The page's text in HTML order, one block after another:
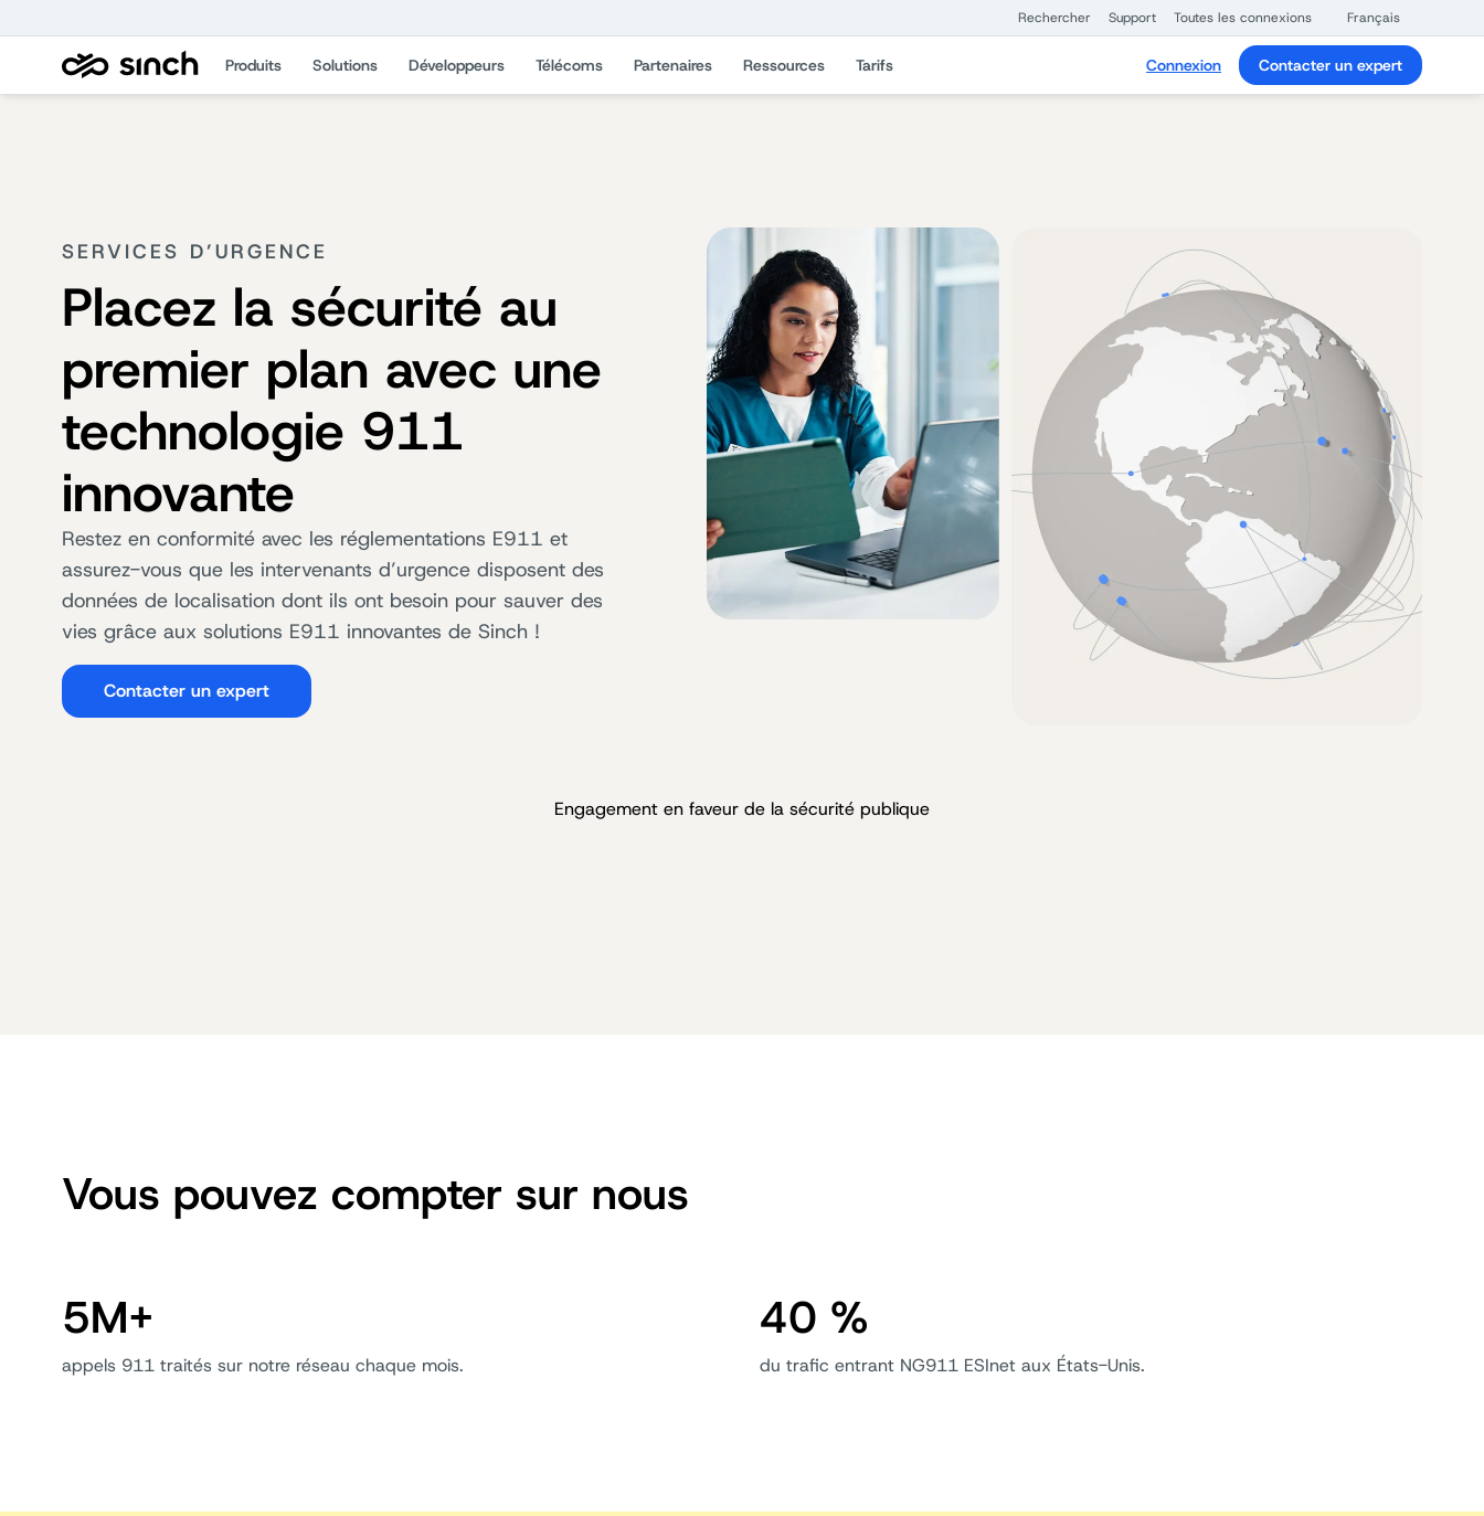
Rechercher Support Toutes les connexions Français
Produits Solutions Développeurs Télécoms Partenaires Ressources Tarifs Connexion Contacter un expert
SERVICES D’URGENCE
Placez la sécurité au
premier plan avec une
technologie 911
innovante
Restez en conformité avec les réglementations E911 et
assurez-vous que les intervenants d’urgence disposent des
données de localisation dont ils ont besoin pour sauver des
vies grâce aux solutions E911 innovantes de Sinch !
Contacter un expert
Engagement en faveur de la sécurité publique
Vous pouvez compter sur nous
5M+
appels 911 traités sur notre réseau chaque mois.
40 %
du trafic entrant NG911 ESInet aux États-Unis.